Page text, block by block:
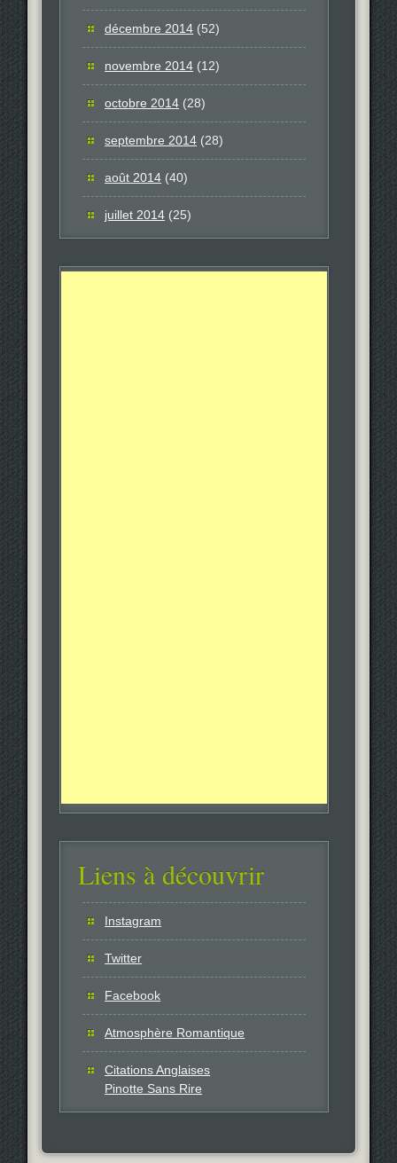
décembre 2014 (52)
novembre 2014 (12)
octobre 2014 (28)
septembre 2014 (28)
août 2014 (40)
juillet 2014 (25)
Liens à découvrir
Instagram
Twitter
Facebook
Atmosphère Romantique
Citations Anglaises
Pinotte Sans Rire